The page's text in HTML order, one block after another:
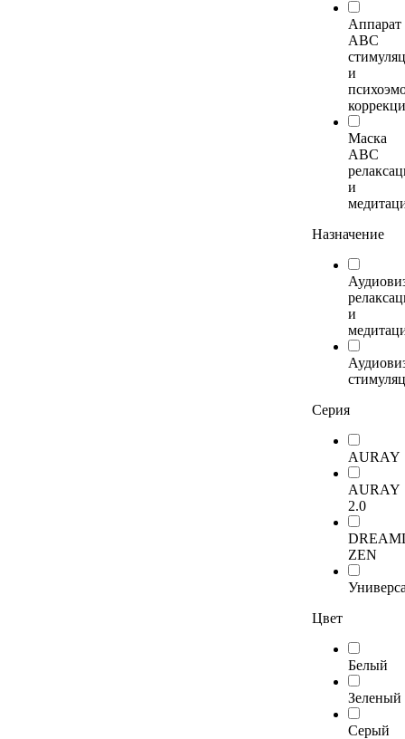
Аппарат
АВС
и
Маска
АВС
и
Назначение
и
Серия
AURAY
AURAY
2.0
ZEN
Цвет
Белый
Зеленый
Серый